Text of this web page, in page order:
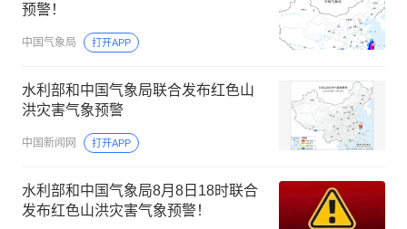
预警！
中国气象局 打开APP
水利部和中国气象局联合发布红色山
洪灾害气象预警
中国新闻网 打开APP
水利部和中国气象局8月8日18时联合
发布红色山洪灾害气象预警！